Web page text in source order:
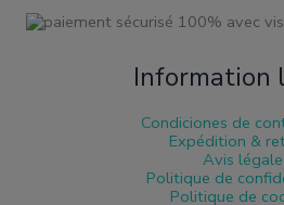
Information
Condiciones de
Expédition &
Avis légale
Politique de
Politique de